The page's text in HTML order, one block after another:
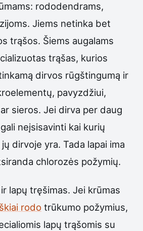
rododendrams,
Jiems netinka bet
trąšos. Šiems augalams
trąšas, kurios
dirvos rūgštingumą ir
pavyzdžiui,
sieros. Jei dirva per daug
neįsisavinti kai kurių
dirvoje yra. Tada lapai ima
chlorozės požymių.
lapų tręšimas. Jei krūmas
rodo trūkumo požymius,
lapų trąšomis su